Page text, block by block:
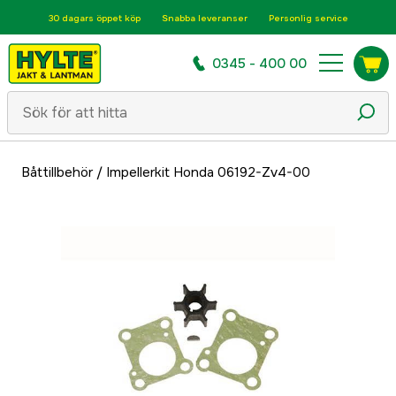
30 dagars öppet köp Snabba leveranser Personlig service
0345 - 400 00
Båttillbehör/ Impellerkit Honda 06192-Zv4-00